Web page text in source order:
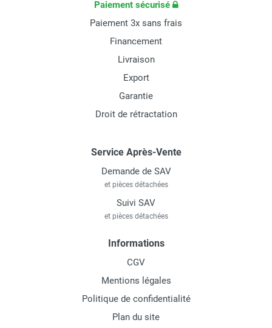
Paiement sécurisé
Paiement 3x sans frais
Financement
Livraison
Export
Garantie
Droit de rétractation
Service Après-Vente
Demande de SAV
et pièces détachées
Suivi SAV
et pièces détachées
Informations
CGV
Mentions légales
Politique de confidentialité
Plan du site